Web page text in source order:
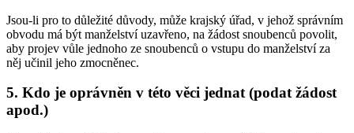
Jsou-li pro to důležité důvody, může krajský úřad, v jehož správním
obvodu má být manželství uzavřeno, na žádost snoubenců povolit,
aby projev vůle jednoho ze snoubenců o vstupu do manželství za
něj učinil jeho zmocněnec.
5. Kdo je oprávněn v této věci jednat (podat žádost
apod.)